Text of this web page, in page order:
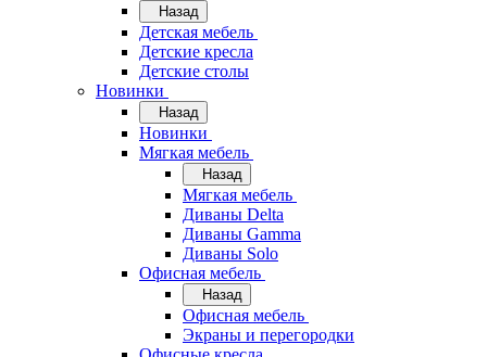
Назад
Детская мебель
Детские кресла
Детские столы
Новинки
Назад
Новинки
Мягкая мебель
Назад
Мягкая мебель
Диваны Delta
Диваны Gamma
Диваны Solo
Офисная мебель
Назад
Офисная мебель
Экраны и перегородки